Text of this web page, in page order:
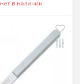
нет в наличии